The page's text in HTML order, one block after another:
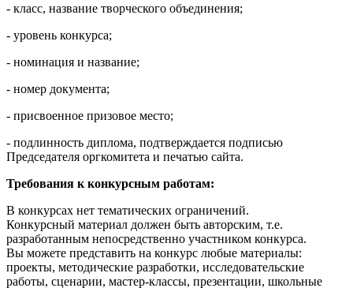
- класс, название творческого объединения;
- уровень конкурса;
- номинация и название;
- номер документа;
- присвоенное призовое место;
- подлинность диплома, подтверждается подписью
Председателя оргкомитета и печатью сайта.
Требования к конкурсным работам:
В конкурсах нет тематических ограничений.
Конкурсный материал должен быть авторским, т.е.
разработанным непосредственно участником конкурса.
Вы можете представить на конкурс любые материалы:
проекты, методические разработки, исследовательские
работы, сценарии, мастер-классы, презентации, школьные